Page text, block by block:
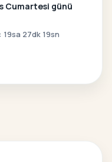
Cumartesi günü
27dk 18sn